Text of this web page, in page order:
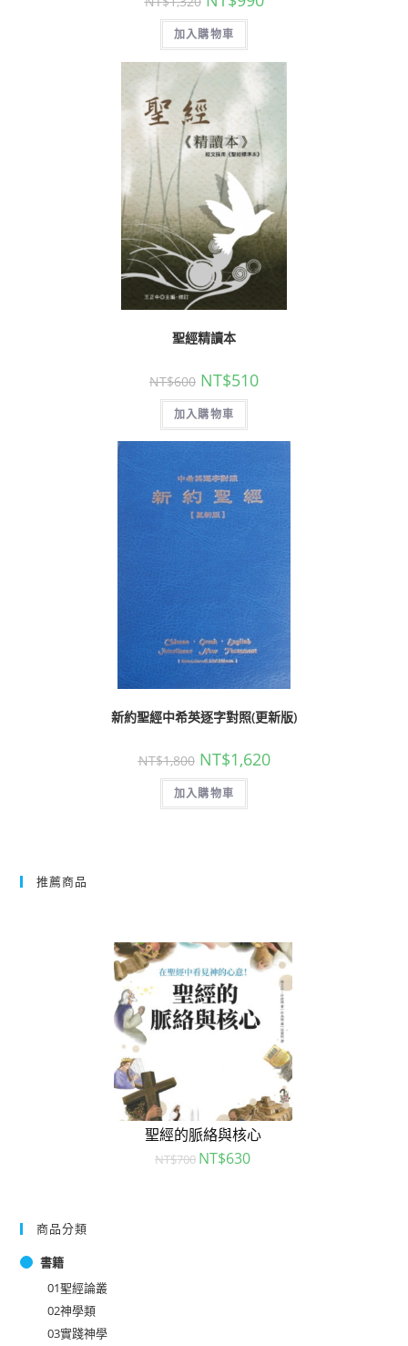
加入購物車
聖經精讀本
NT$600 NT$510
加入購物車
新約聖經中希英逐字對照(更新版)
NT$1,800 NT$1,620
加入購物車
推薦商品
聖經的脈絡與核心
NT$700 NT$630
商品分類
書籍
01聖經論叢
02神學類
03實踐神學